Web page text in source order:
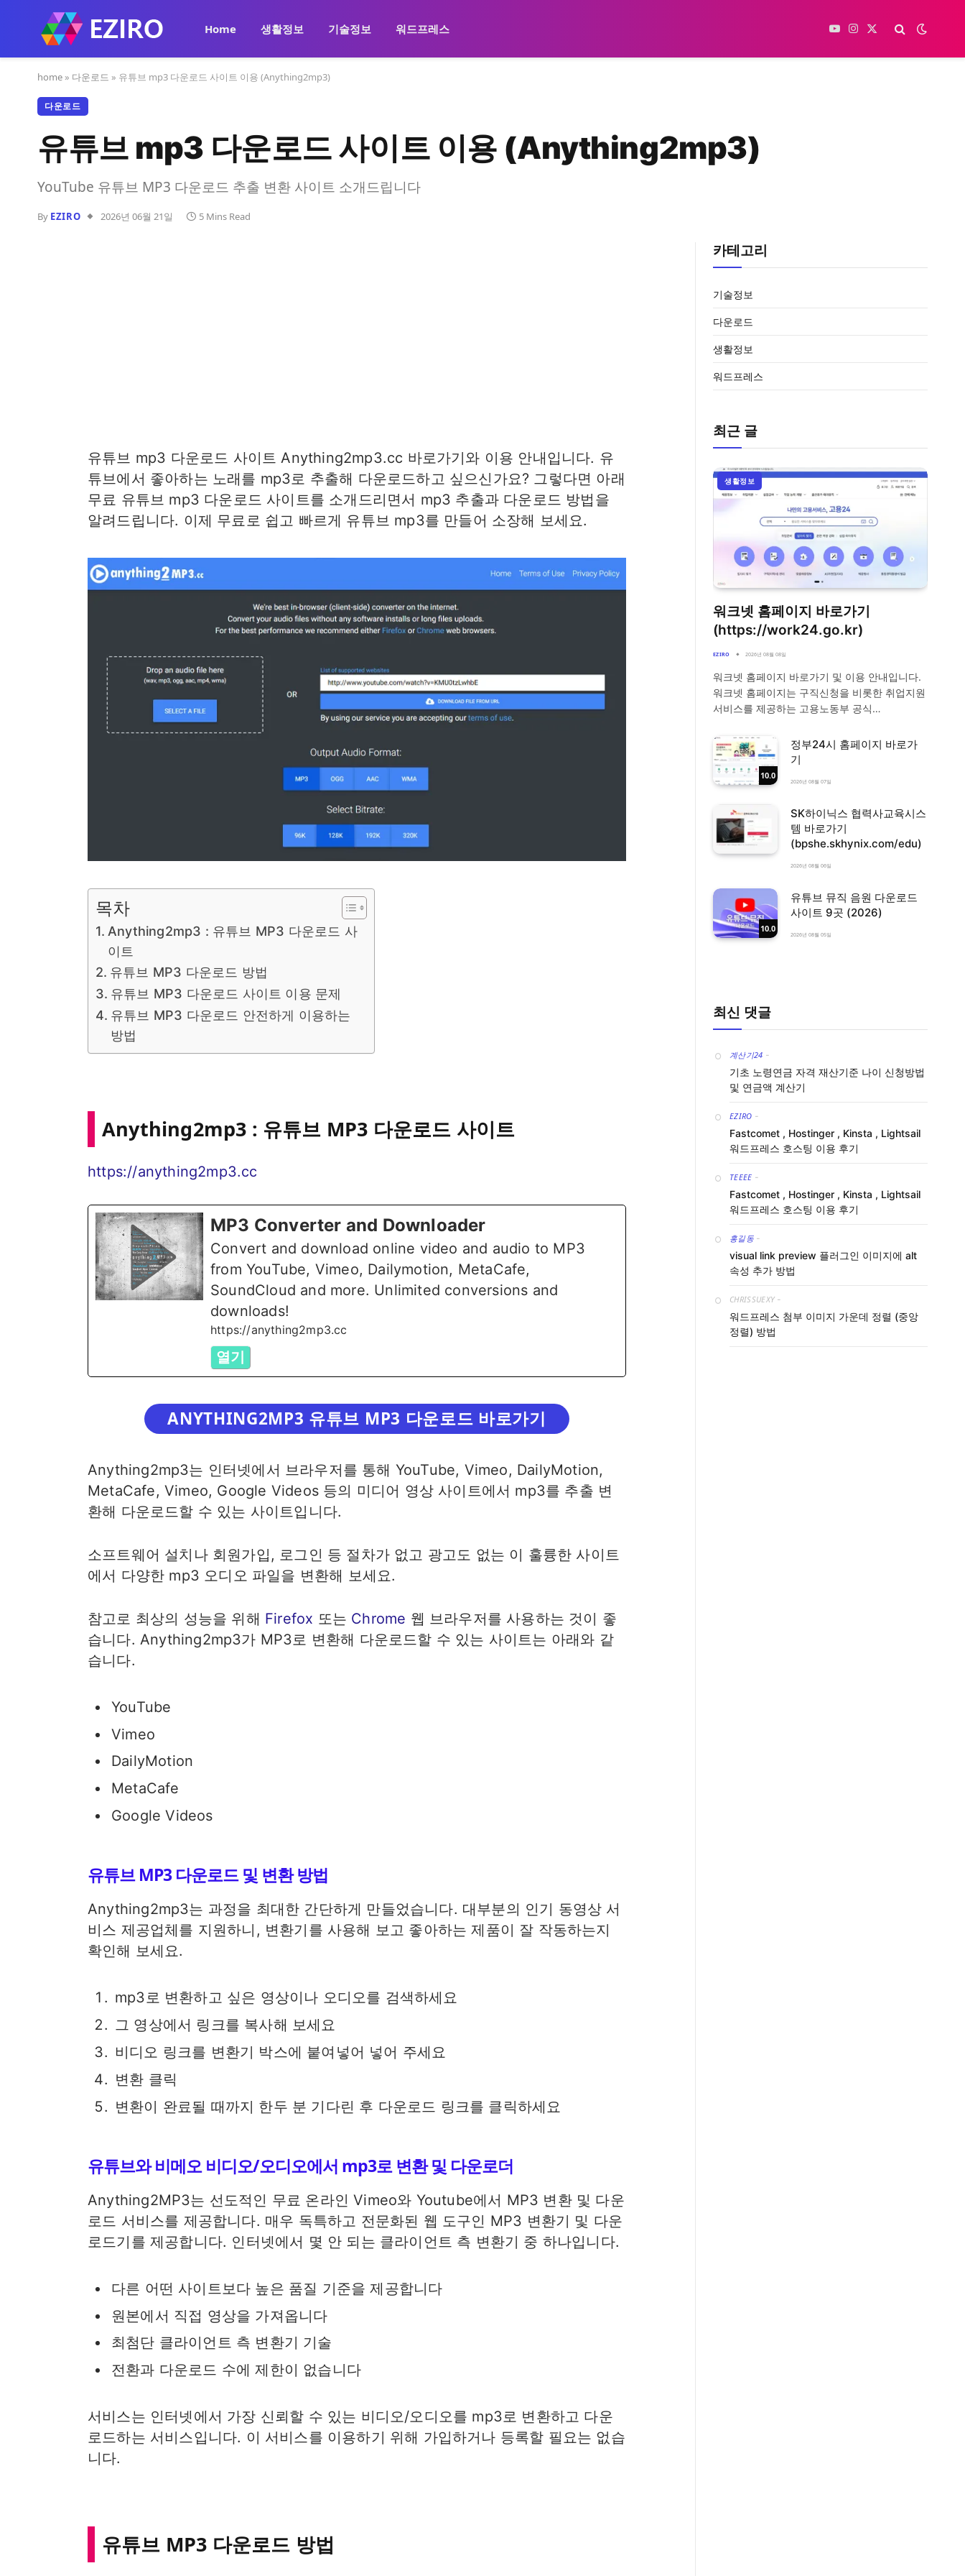
Home 생활정보 기술정보 워드프레스 YouTubeInstagram
X
home » 다운로드 » 유튜브 mp3 다운로드 사이트 이용 (Anything2mp3)
다운로드
유튜브 mp3 다운로드 사이트 이용 (Anything2mp3)
YouTube 유튜브 MP3 다운로드 추출 변환 사이트 소개드립니다
By EZIRO 2026년 06월 21일 5 Mins Read
유튜브 mp3 다운로드 사이트 Anything2mp3.cc 바로가기와 이용 안내입니다. 유
튜브에서 좋아하는 노래를 mp3로 추출해 다운로드하고 싶으신가요? 그렇다면 아래
무료 유튜브 mp3 다운로드 사이트를 소개드리면서 mp3 추출과 다운로드 방법을
알려드립니다. 이제 무료로 쉽고 빠르게 유튜브 mp3를 만들어 소장해 보세요.
목차
Anything2mp3 : 유튜브 MP3 다운로드 사
이트
유튜브 MP3 다운로드 방법
유튜브 MP3 다운로드 사이트 이용 문제
유튜브 MP3 다운로드 안전하게 이용하는
방법
Anything2mp3 : 유튜브 MP3 다운로드 사이트
https://anything2mp3.cc
MP3 Converter and Downloader
Convert and download online video and audio to MP3
from YouTube, Vimeo, Dailymotion, MetaCafe,
SoundCloud and more. Unlimited conversions and
downloads!
https://anything2mp3.cc
열기
ANYTHING2MP3 유튜브 MP3 다운로드 바로가기
Anything2mp3는 인터넷에서 브라우저를 통해 YouTube, Vimeo, DailyMotion,
MetaCafe, Vimeo, Google Videos 등의 미디어 영상 사이트에서 mp3를 추출 변
환해 다운로드할 수 있는 사이트입니다.
소프트웨어 설치나 회원가입, 로그인 등 절차가 없고 광고도 없는 이 훌륭한 사이트
에서 다양한 mp3 오디오 파일을 변환해 보세요.
참고로 최상의 성능을 위해 Firefox 또는 Chrome 웹 브라우저를 사용하는 것이 좋
습니다. Anything2mp3가 MP3로 변환해 다운로드할 수 있는 사이트는 아래와 같
습니다.
YouTube
Vimeo
DailyMotion
MetaCafe
Google Videos
유튜브 MP3 다운로드 및 변환 방법
Anything2mp3는 과정을 최대한 간단하게 만들었습니다. 대부분의 인기 동영상 서
비스 제공업체를 지원하니, 변환기를 사용해 보고 좋아하는 제품이 잘 작동하는지
확인해 보세요.
mp3로 변환하고 싶은 영상이나 오디오를 검색하세요
그 영상에서 링크를 복사해 보세요
비디오 링크를 변환기 박스에 붙여넣어 넣어 주세요
변환 클릭
변환이 완료될 때까지 한두 분 기다린 후 다운로드 링크를 클릭하세요
유튜브와 비메오 비디오/오디오에서 mp3로 변환 및 다운로더
Anything2MP3는 선도적인 무료 온라인 Vimeo와 Youtube에서 MP3 변환 및 다운
로드 서비스를 제공합니다. 매우 독특하고 전문화된 웹 도구인 MP3 변환기 및 다운
로드기를 제공합니다. 인터넷에서 몇 안 되는 클라이언트 측 변환기 중 하나입니다.
다른 어떤 사이트보다 높은 품질 기준을 제공합니다
원본에서 직접 영상을 가져옵니다
최첨단 클라이언트 측 변환기 기술
전환과 다운로드 수에 제한이 없습니다
서비스는 인터넷에서 가장 신뢰할 수 있는 비디오/오디오를 mp3로 변환하고 다운
로드하는 서비스입니다. 이 서비스를 이용하기 위해 가입하거나 등록할 필요는 없습
니다.
유튜브 MP3 다운로드 방법
카테고리
기술정보
다운로드
생활정보
워드프레스
최근 글
생활정보
워크넷 홈페이지 바로가기
(https://work24.go.kr)
EZIRO 2026년 08월 08일
워크넷 홈페이지 바로가기 및 이용 안내입니다.
워크넷 홈페이지는 구직신청을 비롯한 취업지원
서비스를 제공하는 고용노동부 공식…
10.0
정부24시 홈페이지 바로가
기
2026년 08월 07일
SK하이닉스 협력사교육시스
템 바로가기
(bpshe.skhynix.com/edu)
2026년 08월 06일
10.0
유튜브 뮤직 음원 다운로드
사이트 9곳 (2026)
2026년 08월 05일
최신 댓글
계산기24 -
기초 노령연금 자격 재산기준 나이 신청방법
및 연금액 계산기
EZIRO -
Fastcomet , Hostinger , Kinsta , Lightsail
워드프레스 호스팅 이용 후기
TEEEE -
Fastcomet , Hostinger , Kinsta , Lightsail
워드프레스 호스팅 이용 후기
홍길동 -
visual link preview 플러그인 이미지에 alt
속성 추가 방법
CHRISSUEXY -
워드프레스 첨부 이미지 가운데 정렬 (중앙
정렬) 방법